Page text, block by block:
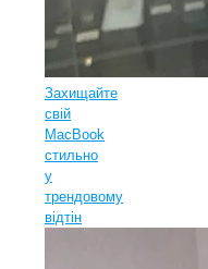
Захищайте
свій
MacBook
стильно
у
трендовому
відтін